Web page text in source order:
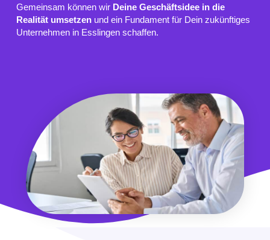
Gemeinsam können wir Deine Geschäftsidee in die
Realität umsetzen und ein Fundament für Dein zukünftiges
Unternehmen in Esslingen schaffen.